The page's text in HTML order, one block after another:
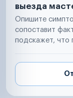
выезда
Опишите
сопоставит
подскажет, что